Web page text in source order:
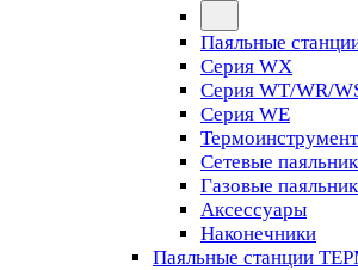
Паяльные
Серия WX
Серия WT/WR/
Серия WE
Сетевые
Газовые
Аксессуары
Наконечники
Паяльные станции